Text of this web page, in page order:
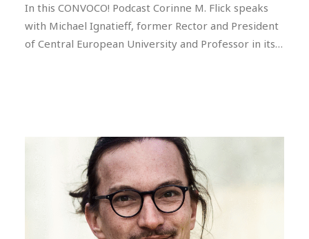
In this CONVOCO! Podcast Corinne M. Flick speaks
with Michael Ignatieff, former Rector and President
of Central European University and Professor in its…